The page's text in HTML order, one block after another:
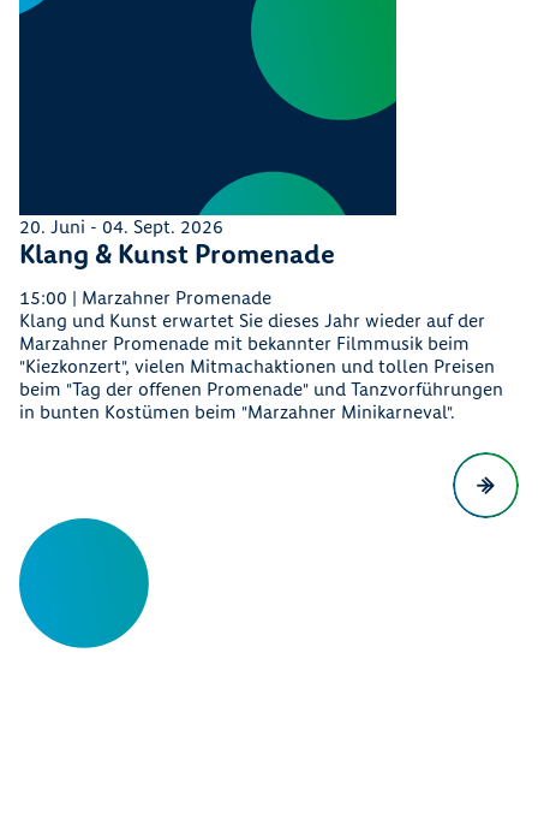
20. Juni - 04. Sept. 2026
Klang & Kunst Promenade
15:00 | Marzahner Promenade
Klang und Kunst erwartet Sie dieses Jahr wieder auf der
Marzahner Promenade mit bekannter Filmmusik beim
"Kiezkonzert", vielen Mitmachaktionen und tollen Preisen
beim "Tag der offenen Promenade" und Tanzvorführungen
in bunten Kostümen beim "Marzahner Minikarneval".